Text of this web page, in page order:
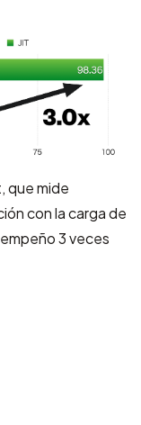
, que mide
con la carga de
3 veces